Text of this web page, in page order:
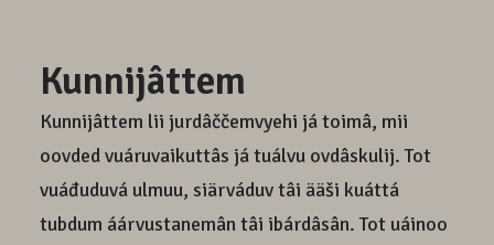
Kunnijâttem
Kunnijâttem lii jurdâččemvyehi já toimâ, mii
oovded vuáruvaikuttâs já tuálvu ovdâskulij. Tot
vuáđuduvá ulmuu, siärváduv tâi ääši kuáttá
tubdum áárvustanemân tâi ibárdâsân. Tot uáinoo